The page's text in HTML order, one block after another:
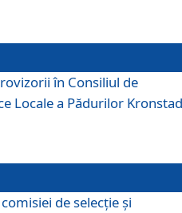
în Consiliul de
Locale a Pădurilor
de selecție și